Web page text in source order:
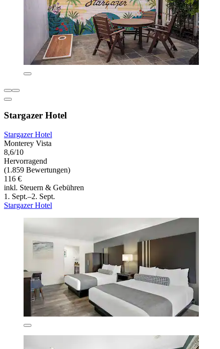
Stargazer Hotel
Stargazer Hotel
Monterey Vista
8,6/10
Hervorragend
(1.859 Bewertungen)
116 €
inkl. Steuern & Gebühren
1. Sept.–2. Sept.
Stargazer Hotel